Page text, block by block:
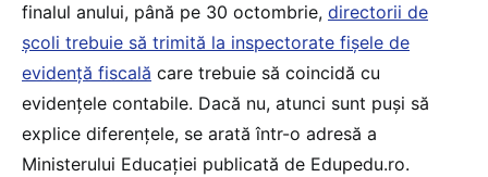
finalul anului, până pe 30 octombrie, directorii de
școli trebuie să trimită la inspectorate fișele de
evidență fiscală care trebuie să coincidă cu
evidențele contabile. Dacă nu, atunci sunt puși să
explice diferențele, se arată într-o adresă a
Ministerului Educației publicată de Edupedu.ro.